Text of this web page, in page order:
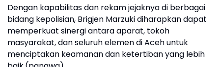
Dengan kapabilitas dan rekam jejaknya di berbagai
bidang kepolisian, Brigjen Marzuki diharapkan dapat
memperkuat sinergi antara aparat, tokoh
masyarakat, dan seluruh elemen di Aceh untuk
menciptakan keamanan dan ketertiban yang lebih